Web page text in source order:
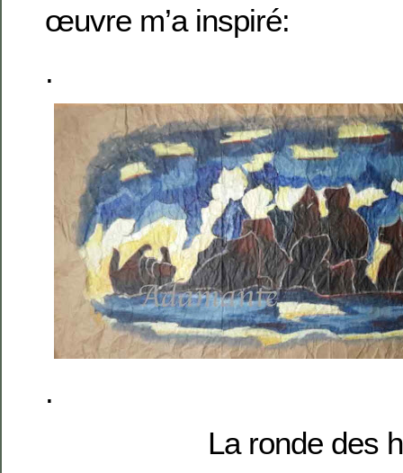
œuvre m’a inspiré:
.
.
La ronde des